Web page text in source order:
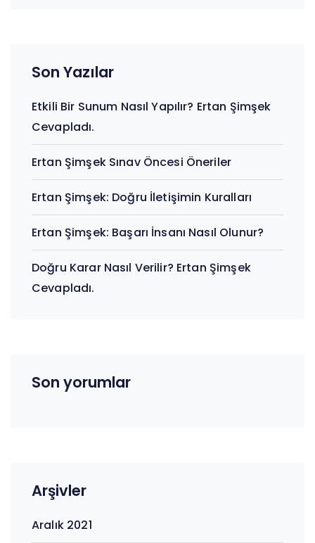
Son Yazılar
Etkili Bir Sunum Nasıl Yapılır? Ertan Şimşek
Cevapladı.
Ertan Şimşek Sınav Öncesi Öneriler
Ertan Şimşek: Doğru İletişimin Kuralları
Ertan Şimşek: Başarı İnsanı Nasıl Olunur?
Doğru Karar Nasıl Verilir? Ertan Şimşek
Cevapladı.
Son yorumlar
Arşivler
Aralık 2021